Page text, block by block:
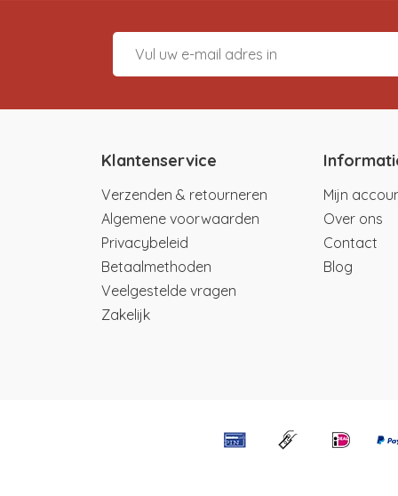
Klantenservice
Verzenden & retourneren
Algemene voorwaarden
Privacybeleid
Betaalmethoden
Veelgestelde vragen
Zakelijk
Mijn
Over ons
Contact
Blog